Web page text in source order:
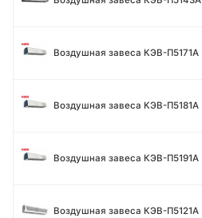
Воздушная завеса КЭВ-П5171А
Воздушная завеса КЭВ-П5181А
Воздушная завеса КЭВ-П5191А
Воздушная завеса КЭВ-П5121А